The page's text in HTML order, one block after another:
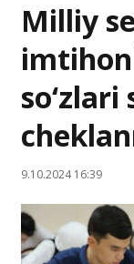
Milliy
so‘zlari
9.10.2024 16:39